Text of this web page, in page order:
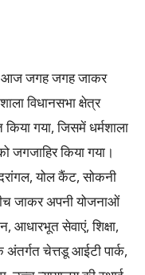
ने आज जगह जगह जाकर
विधानसभा क्षेत्र
गया, जिसमें धर्मशाला
किया गया।
योल कैंट, सोकनी
जाकर अपनी योजनाओं
आधारभूत सेवाएं, शिक्षा,
चेत्तडू आईटी पार्क,